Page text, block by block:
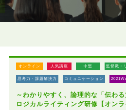
オンライン 人気講座 中堅 監督職・
思考力・課題解決力 コミュニケーション
～わかりやすく、論理的な「伝わ
ロジカルライティング研修【オンラ